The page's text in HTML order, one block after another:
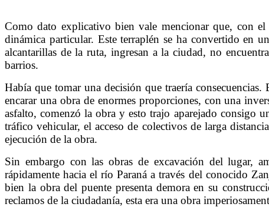
Como dato explicativo bien vale mencionar que, con
dinámica particular. Este terraplén se ha convertido en
alcantarillas de la ruta, ingresan a la ciudad, no
barrios.
Había que tomar una decisión que traería
encarar una obra de enormes proporciones, con una
asfalto, comenzó la obra y esto trajo aparejado consigo
tráfico vehicular, el acceso de colectivos de larga
ejecución de la obra.
Sin embargo con las obras de excavación del lugar,
rápidamente hacia el río Paraná a través del conocido
bien la obra del puente presenta demora en su
reclamos de la ciudadanía, esta era una obra